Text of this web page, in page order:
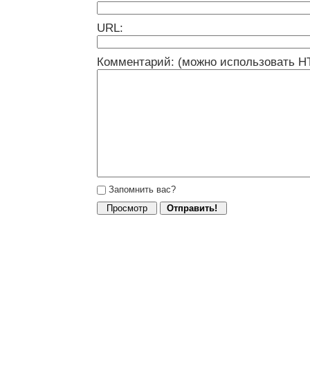
URL:
Комментарий: (можно использовать
Запомнить вас?